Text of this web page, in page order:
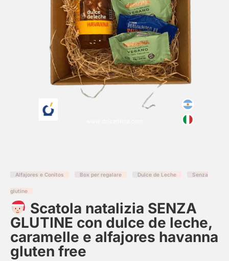
Alfajores e Conitos Box per regalare Dulce de Leche Senza
glutine
Scatola natalizia SENZA
GLUTINE con dulce de leche,
caramelle e alfajores havanna
gluten free